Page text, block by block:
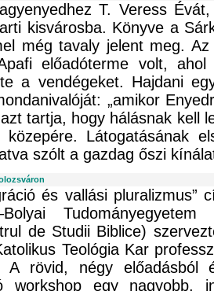
T. Veress
kisvárosba. Könyve a
még tavaly jelent meg.
előadóterme volt,
a vendégeket. Hajdani
„amikor
tartja, hogy hálásnak kell
Látogatásának
szólt a gazdag őszi
és vallási pluralizmus”
de Studii Biblice)
Teológia Kar
A rövid, négy
workshop egy nagyobb,